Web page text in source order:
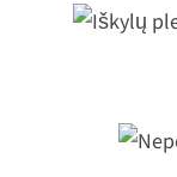
Iškylų